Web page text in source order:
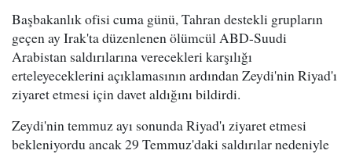
Başbakanlık ofisi cuma günü, Tahran destekli grupların
geçen ay Irak'ta düzenlenen ölümcül ABD-Suudi
Arabistan saldırılarına verecekleri karşılığı
erteleyeceklerini açıklamasının ardından Zeydi'nin Riyad'ı
ziyaret etmesi için davet aldığını bildirdi.
Zeydi'nin temmuz ayı sonunda Riyad'ı ziyaret etmesi
bekleniyordu ancak 29 Temmuz'daki saldırılar nedeniyle